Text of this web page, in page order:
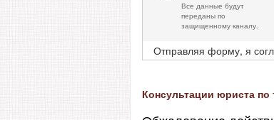
Все данные будут
переданы по
защищенному каналу.
Отправляя форму, я
Консультации юриста по